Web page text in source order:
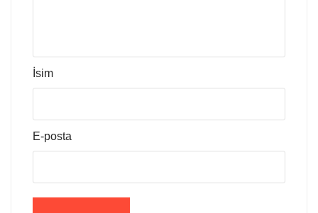
İsim
E-posta